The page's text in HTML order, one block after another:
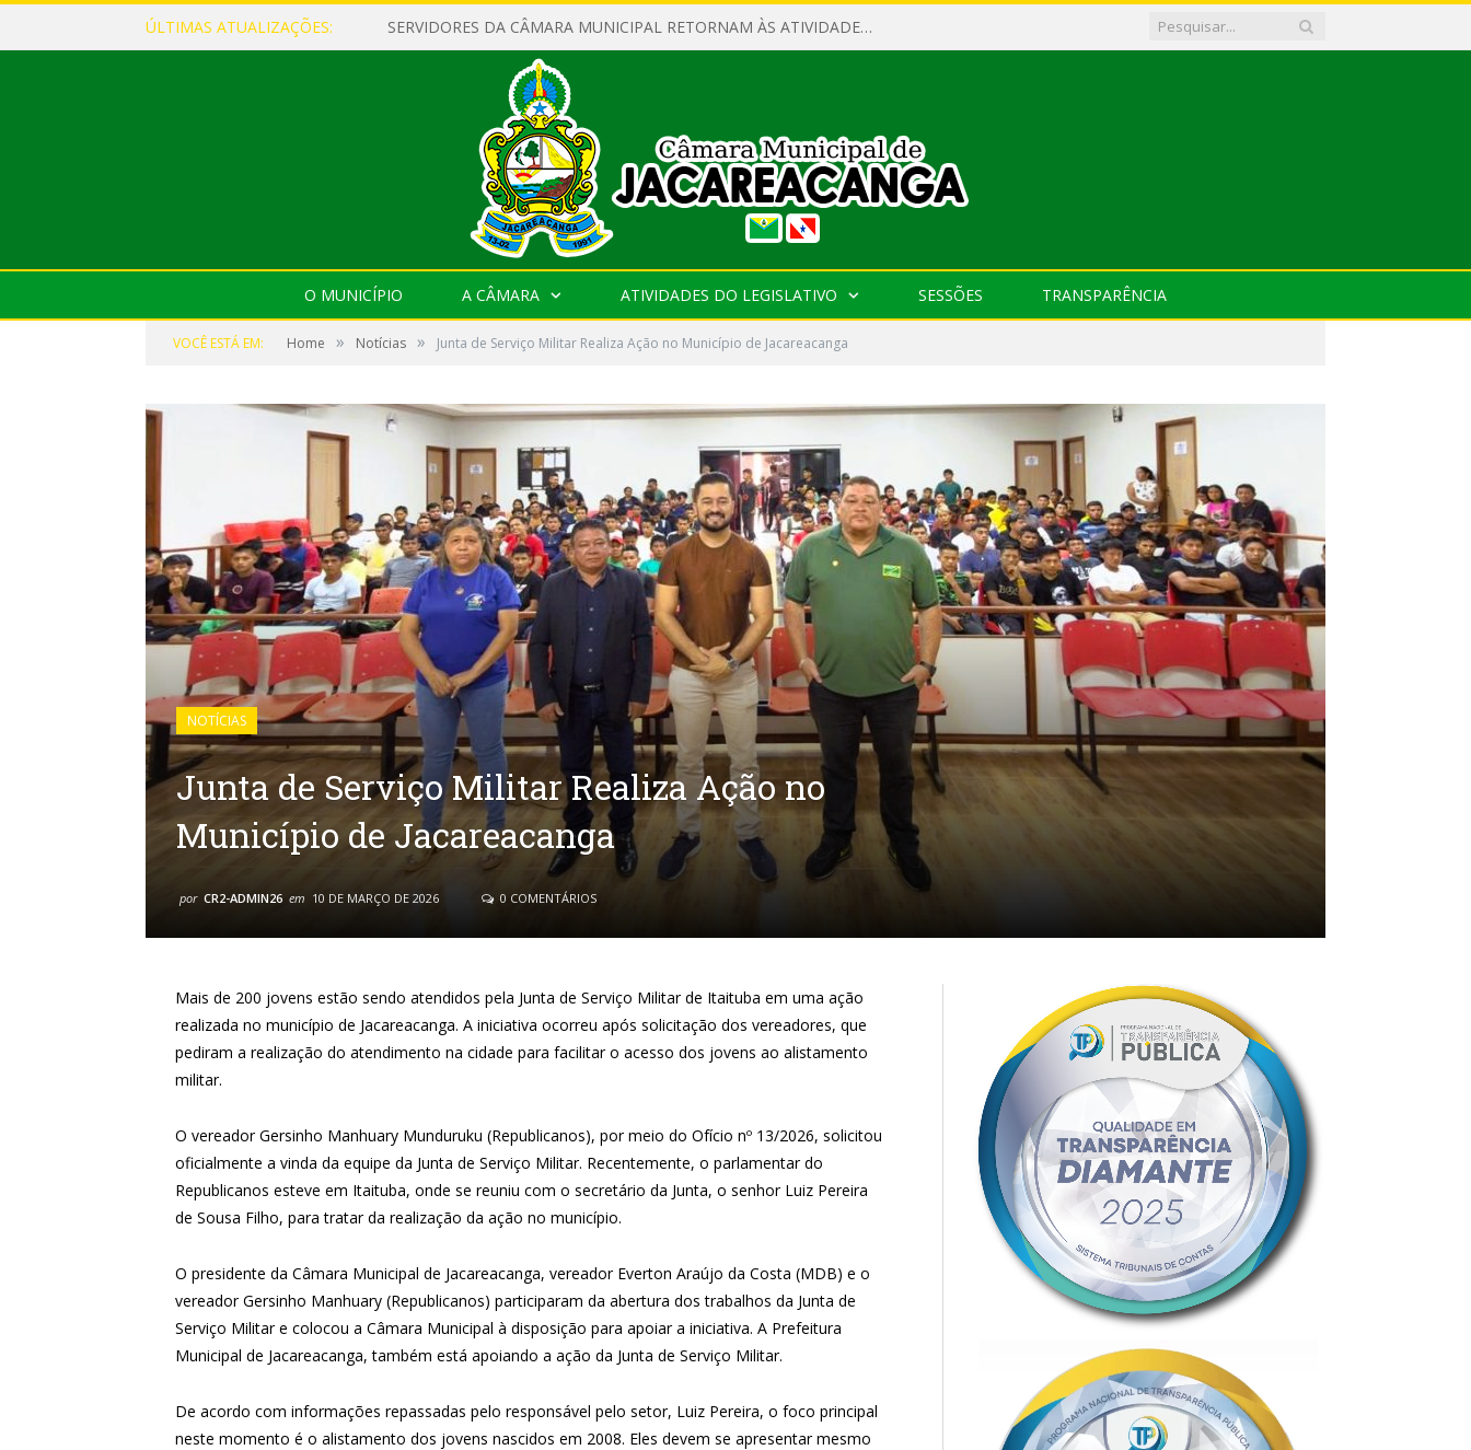
ÚLTIMAS ATUALIZAÇÕES: SERVIDORES DA CÂMARA MUNICIPAL RETORNAM ÀS ATIVIDADES APÓS O RECESSO PARLAMENTAR
O MUNICÍPIO A CÂMARA ATIVIDADES DO LEGISLATIVO SESSÕES TRANSPARÊNCIA
VOCÊ ESTÁ EM: Home » Notícias » Junta de Serviço Militar Realiza Ação no Município de Jacareacanga
NOTÍCIAS
Junta de Serviço Militar Realiza Ação no
Município de Jacareacanga
por CR2-ADMIN26 em 10 DE MARÇO DE 2026 0 COMENTÁRIOS
Mais de 200 jovens estão sendo atendidos pela Junta de Serviço Militar de Itaituba em uma ação
realizada no município de Jacareacanga. A iniciativa ocorreu após solicitação dos vereadores, que
pediram a realização do atendimento na cidade para facilitar o acesso dos jovens ao alistamento
militar.
O vereador Gersinho Manhuary Munduruku (Republicanos), por meio do Ofício nº 13/2026, solicitou
oficialmente a vinda da equipe da Junta de Serviço Militar. Recentemente, o parlamentar do
Republicanos esteve em Itaituba, onde se reuniu com o secretário da Junta, o senhor Luiz Pereira
de Sousa Filho, para tratar da realização da ação no município.
O presidente da Câmara Municipal de Jacareacanga, vereador Everton Araújo da Costa (MDB) e o
vereador Gersinho Manhuary (Republicanos) participaram da abertura dos trabalhos da Junta de
Serviço Militar e colocou a Câmara Municipal à disposição para apoiar a iniciativa. A Prefeitura
Municipal de Jacareacanga, também está apoiando a ação da Junta de Serviço Militar.
De acordo com informações repassadas pelo responsável pelo setor, Luiz Pereira, o foco principal
neste momento é o alistamento dos jovens nascidos em 2008. Eles devem se apresentar mesmo